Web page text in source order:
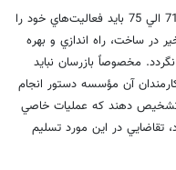
بازرسان در اجراي وظايف خود تحت مواد 48 و 71 الي 75 بايد فعاليت‌هاي خود را
در ساخت، راه اندازي و بهره
مخصوصاً بازرسان نبايد
آن مؤسسه دستور انجام
را دهند. اگر بازرسان طبق مواد 74 و 75 تشخيص دهند كه عمليات خاصي
تقاضايي در اين مورد تسليم